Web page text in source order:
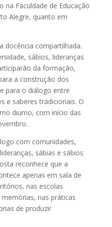
na Faculdade de Educação
Alegre, quanto em
docência compartilhada.
sábios, lideranças
da formação,
a construção dos
para o diálogo entre
e saberes tradicionais. O
diurno, com início das
com comunidades,
sábias e sábios
reconhece que a
apenas em sala de
nas escolas
nas práticas
de produzir